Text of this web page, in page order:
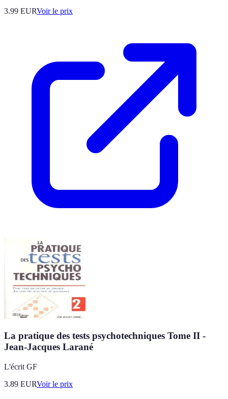
3.99 EURVoir le prix
La pratique des tests psychotechniques Tome II -
Jean-Jacques Larané
L'écrit GF
3.89 EURVoir le prix